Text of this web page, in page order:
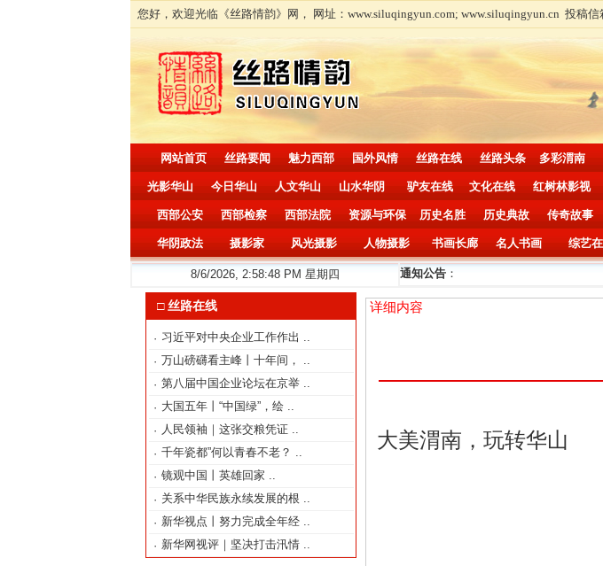
您好，欢迎光临《丝路情韵》网， 网址：www.siluqingyun.com; www.siluqingyun.cn 投稿信
网站首页 丝路要闻 魅力西部 国外风情 丝路在线 丝路头条 多彩渭南
光影华山 今日华山 人文华山 山水华阴 驴友在线 文化在线 红树林影视
西部公安 西部检察 西部法院 资源与环保 历史名胜 历史典故 传奇故事
华阴政法 摄影家 风光摄影 人物摄影 书画长廊 名人书画 综艺
8/6/2026, 2:58:48 PM 星期四 通知公告 ：
□ 丝路在线
· 习近平对中央企业工作作出 ..
· 万山磅礴看主峰丨十年间， ..
· 第八届中国企业论坛在京举 ..
· 大国五年丨“中国绿”，绘 ..
· 人民领袖｜这张交粮凭证 ..
· 千年瓷都”何以青春不老？ ..
· 镜观中国丨英雄回家 ..
· 关系中华民族永续发展的根 ..
· 新华视点丨努力完成全年经 ..
· 新华网视评｜坚决打击汛情 ..
详细内容
大美渭南，玩转华山